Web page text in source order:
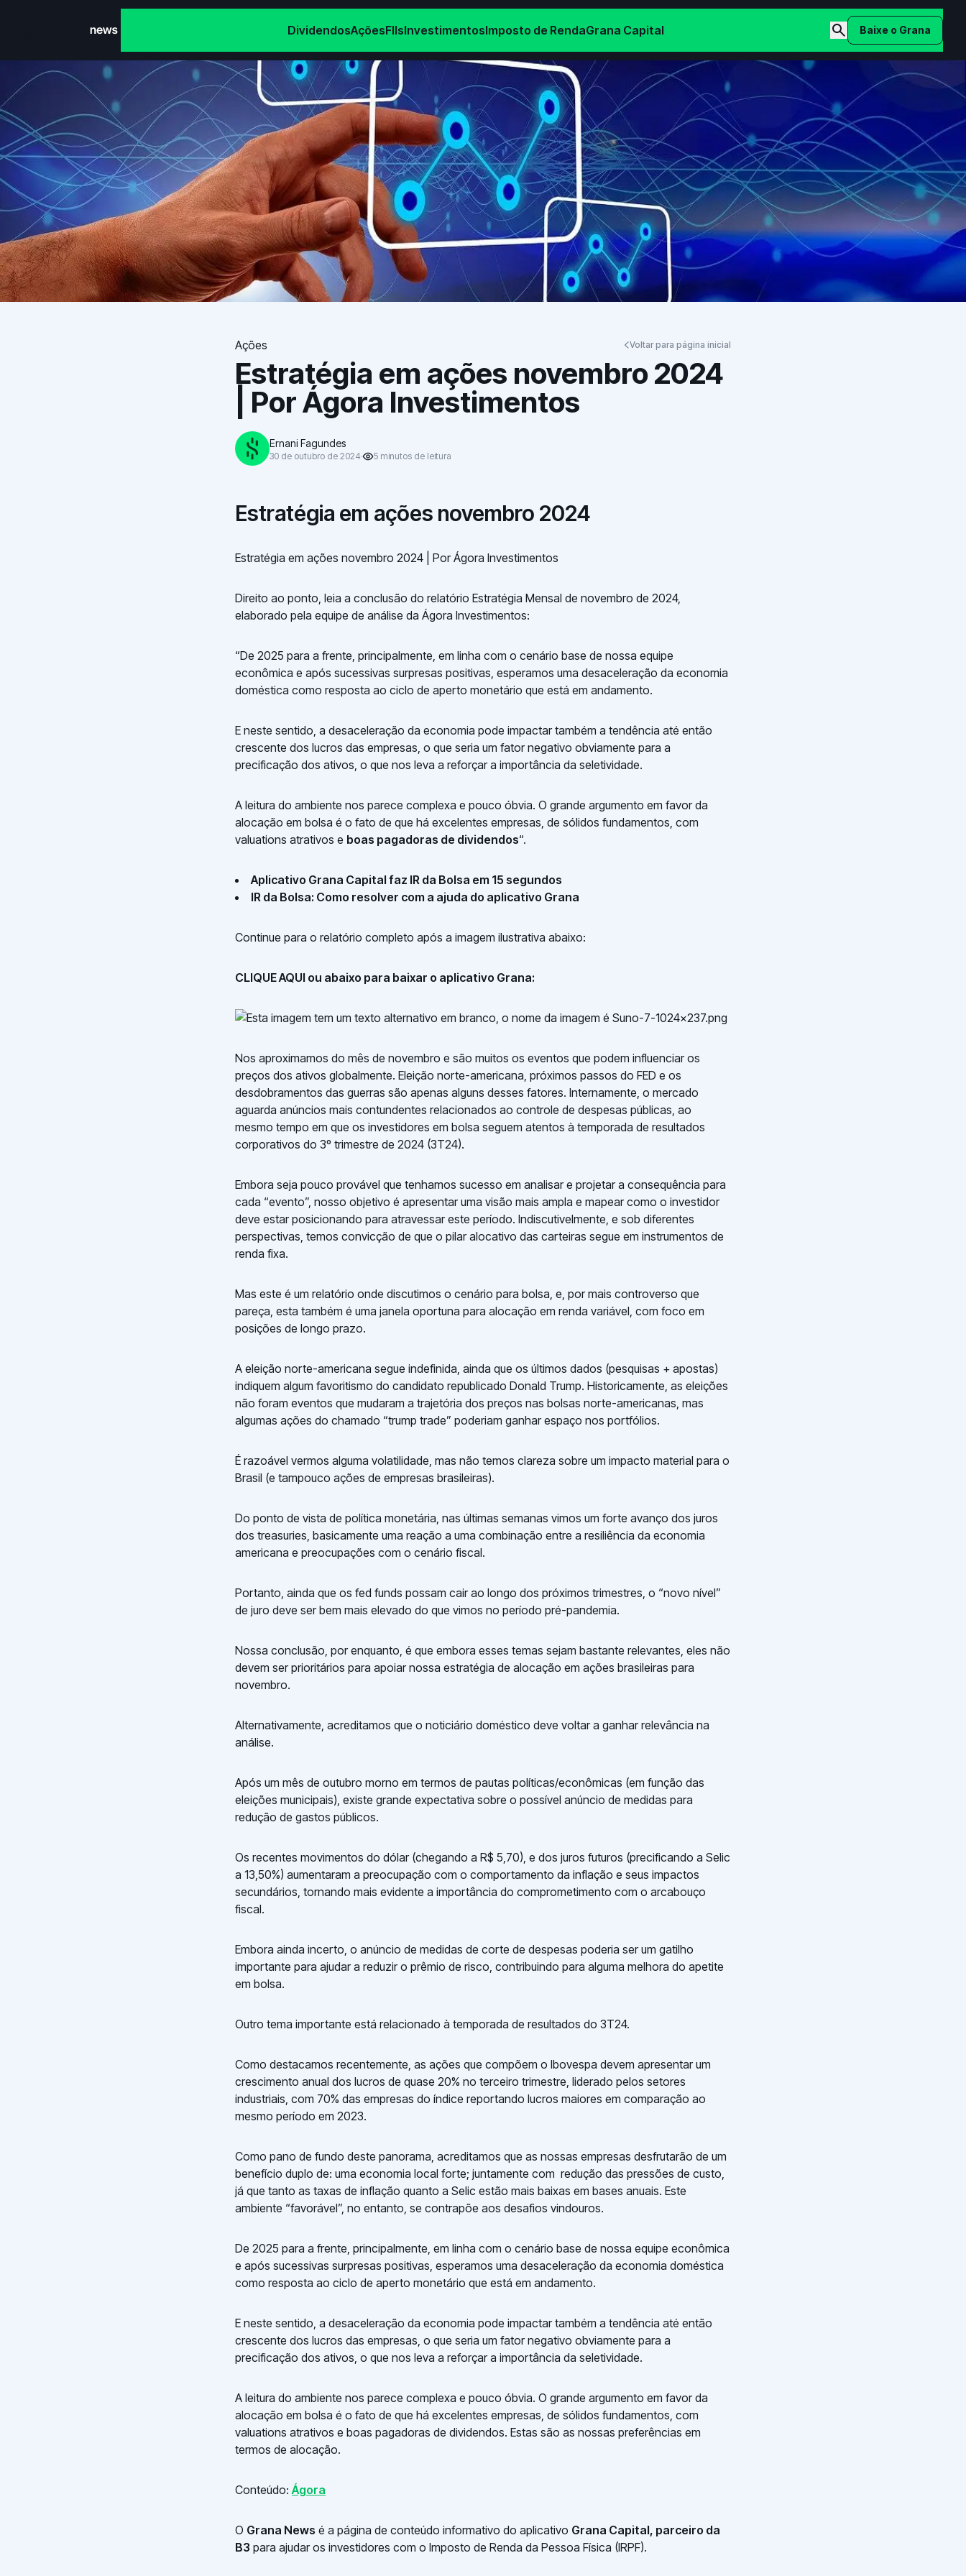
DividendosAçõesFIIsInvestimentosImposto de RendaGrana Capital Baixe o Grana
Ações Voltar para página inicial
Estratégia em ações novembro 2024
| Por Ágora Investimentos
Ernani Fagundes
30 de outubro de 2024 5 minutos de leitura
Estratégia em ações novembro 2024
Estratégia em ações novembro 2024 | Por Ágora Investimentos
Direito ao ponto, leia a conclusão do relatório Estratégia Mensal de novembro de 2024,
elaborado pela equipe de análise da Ágora Investimentos:
“De 2025 para a frente, principalmente, em linha com o cenário base de nossa equipe
econômica e após sucessivas surpresas positivas, esperamos uma desaceleração da economia
doméstica como resposta ao ciclo de aperto monetário que está em andamento.
E neste sentido, a desaceleração da economia pode impactar também a tendência até então
crescente dos lucros das empresas, o que seria um fator negativo obviamente para a
precificação dos ativos, o que nos leva a reforçar a importância da seletividade.
A leitura do ambiente nos parece complexa e pouco óbvia. O grande argumento em favor da
alocação em bolsa é o fato de que há excelentes empresas, de sólidos fundamentos, com
valuations atrativos e boas pagadoras de dividendos“.
Aplicativo Grana Capital faz IR da Bolsa em 15 segundos
IR da Bolsa: Como resolver com a ajuda do aplicativo Grana
Continue para o relatório completo após a imagem ilustrativa abaixo:
CLIQUE AQUI ou abaixo para baixar o aplicativo Grana:
Nos aproximamos do mês de novembro e são muitos os eventos que podem influenciar os
preços dos ativos globalmente. Eleição norte-americana, próximos passos do FED e os
desdobramentos das guerras são apenas alguns desses fatores. Internamente, o mercado
aguarda anúncios mais contundentes relacionados ao controle de despesas públicas, ao
mesmo tempo em que os investidores em bolsa seguem atentos à temporada de resultados
corporativos do 3º trimestre de 2024 (3T24).
Embora seja pouco provável que tenhamos sucesso em analisar e projetar a consequência para
cada “evento”, nosso objetivo é apresentar uma visão mais ampla e mapear como o investidor
deve estar posicionando para atravessar este período. Indiscutivelmente, e sob diferentes
perspectivas, temos convicção de que o pilar alocativo das carteiras segue em instrumentos de
renda fixa.
Mas este é um relatório onde discutimos o cenário para bolsa, e, por mais controverso que
pareça, esta também é uma janela oportuna para alocação em renda variável, com foco em
posições de longo prazo.
A eleição norte-americana segue indefinida, ainda que os últimos dados (pesquisas + apostas)
indiquem algum favoritismo do candidato republicado Donald Trump. Historicamente, as eleições
não foram eventos que mudaram a trajetória dos preços nas bolsas norte-americanas, mas
algumas ações do chamado “trump trade” poderiam ganhar espaço nos portfólios.
É razoável vermos alguma volatilidade, mas não temos clareza sobre um impacto material para o
Brasil (e tampouco ações de empresas brasileiras).
Do ponto de vista de política monetária, nas últimas semanas vimos um forte avanço dos juros
dos treasuries, basicamente uma reação a uma combinação entre a resiliência da economia
americana e preocupações com o cenário fiscal.
Portanto, ainda que os fed funds possam cair ao longo dos próximos trimestres, o “novo nível”
de juro deve ser bem mais elevado do que vimos no período pré-pandemia.
Nossa conclusão, por enquanto, é que embora esses temas sejam bastante relevantes, eles não
devem ser prioritários para apoiar nossa estratégia de alocação em ações brasileiras para
novembro.
Alternativamente, acreditamos que o noticiário doméstico deve voltar a ganhar relevância na
análise.
Após um mês de outubro morno em termos de pautas políticas/econômicas (em função das
eleições municipais), existe grande expectativa sobre o possível anúncio de medidas para
redução de gastos públicos.
Os recentes movimentos do dólar (chegando a R$ 5,70), e dos juros futuros (precificando a Selic
a 13,50%) aumentaram a preocupação com o comportamento da inflação e seus impactos
secundários, tornando mais evidente a importância do comprometimento com o arcabouço
fiscal.
Embora ainda incerto, o anúncio de medidas de corte de despesas poderia ser um gatilho
importante para ajudar a reduzir o prêmio de risco, contribuindo para alguma melhora do apetite
em bolsa.
Outro tema importante está relacionado à temporada de resultados do 3T24.
Como destacamos recentemente, as ações que compõem o Ibovespa devem apresentar um
crescimento anual dos lucros de quase 20% no terceiro trimestre, liderado pelos setores
industriais, com 70% das empresas do índice reportando lucros maiores em comparação ao
mesmo período em 2023.
Como pano de fundo deste panorama, acreditamos que as nossas empresas desfrutarão de um
benefício duplo de: uma economia local forte; juntamente com redução das pressões de custo,
já que tanto as taxas de inflação quanto a Selic estão mais baixas em bases anuais. Este
ambiente “favorável”, no entanto, se contrapõe aos desafios vindouros.
De 2025 para a frente, principalmente, em linha com o cenário base de nossa equipe econômica
e após sucessivas surpresas positivas, esperamos uma desaceleração da economia doméstica
como resposta ao ciclo de aperto monetário que está em andamento.
E neste sentido, a desaceleração da economia pode impactar também a tendência até então
crescente dos lucros das empresas, o que seria um fator negativo obviamente para a
precificação dos ativos, o que nos leva a reforçar a importância da seletividade.
A leitura do ambiente nos parece complexa e pouco óbvia. O grande argumento em favor da
alocação em bolsa é o fato de que há excelentes empresas, de sólidos fundamentos, com
valuations atrativos e boas pagadoras de dividendos. Estas são as nossas preferências em
termos de alocação.
Conteúdo:Ágora
O Grana News é a página de conteúdo informativo do aplicativo Grana Capital, parceiro da
B3 para ajudar os investidores com o Imposto de Renda da Pessoa Física (IRPF).